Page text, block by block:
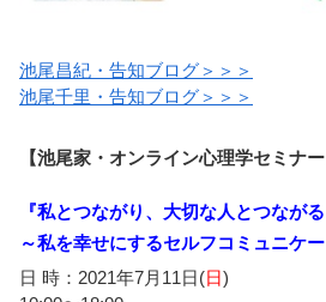
池尾昌紀・告知ブログ＞＞＞
池尾千里・告知ブログ＞＞＞
【池尾家・オンライン心理学セミナー
『私とつながり、大切な人とつながる
～私を幸せにするセルフコミュニケー
日 時：2021年7月11日(日)